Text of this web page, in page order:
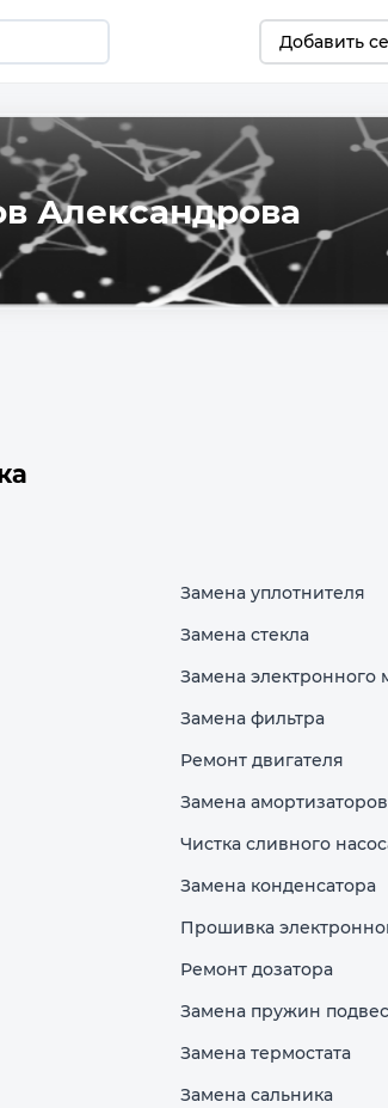
Добавить
Александрова
Замена уплотнителя
Замена стекла
Замена электронного
Замена фильтра
Ремонт двигателя
Замена амортизаторов
Чистка сливного
Замена конденсатора
Прошивка
Ремонт дозатора
Замена пружин
Замена термостата
Замена сальника